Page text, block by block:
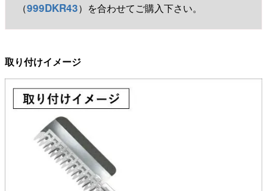
（999DKR43）を合わせてご購入下さい。
取り付けイメージ